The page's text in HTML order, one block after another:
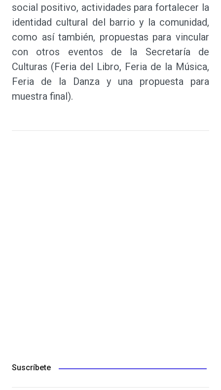
social positivo, actividades para fortalecer la
identidad cultural del barrio y la comunidad,
como así también, propuestas para vincular
con otros eventos de la Secretaría de
Culturas (Feria del Libro, Feria de la Música,
Feria de la Danza y una propuesta para
muestra final).
Suscríbete